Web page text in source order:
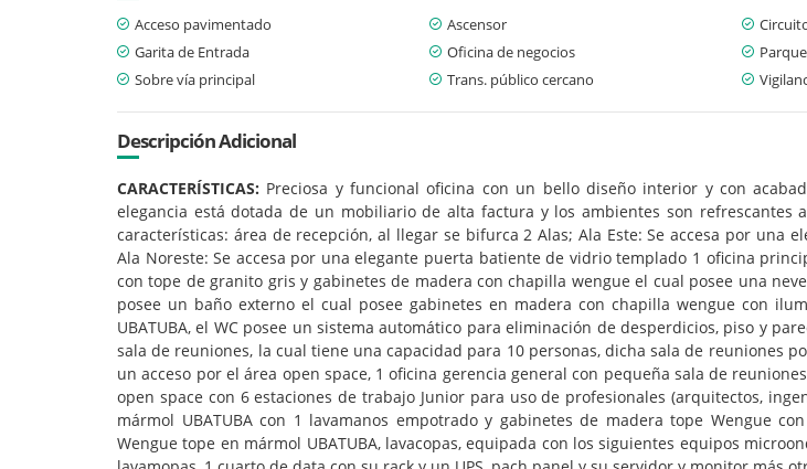
Acceso pavimentado Ascensor
Garita de Entrada
Oficina de negocios
Sobre vía principal
Trans. público cercano
Descripción Adicional
CARACTERÍSTICAS: Preciosa y funcional oficina con un bello diseño interior y con
elegancia está dotada de un mobiliario de alta factura y los ambientes son
características: área de recepción, al llegar se bifurca 2 Alas; Ala Este: Se accesa por
Ala Noreste: Se accesa por una elegante puerta batiente de vidrio templado 1 oficina
con tope de granito gris y gabinetes de madera con chapilla wengue el cual posee una
posee un baño externo el cual posee gabinetes en madera con chapilla wengue con
UBATUBA, el WC posee un sistema automático para eliminación de desperdicios, piso y
sala de reuniones, la cual tiene una capacidad para 10 personas, dicha sala de reuniones
un acceso por el área open space, 1 oficina gerencia general con pequeña sala de
open space con 6 estaciones de trabajo Junior para uso de profesionales (arquitectos,
mármol UBATUBA con 1 lavamanos empotrado y gabinetes de madera tope Wengue
Wengue tope en mármol UBATUBA, lavacopas, equipada con los siguientes equipos